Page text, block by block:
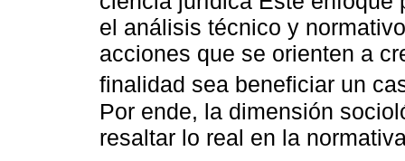
el análisis técnico y
acciones que se orienten a
finalidad sea beneficiar un
Por ende, la dimensión
resaltar lo real en la